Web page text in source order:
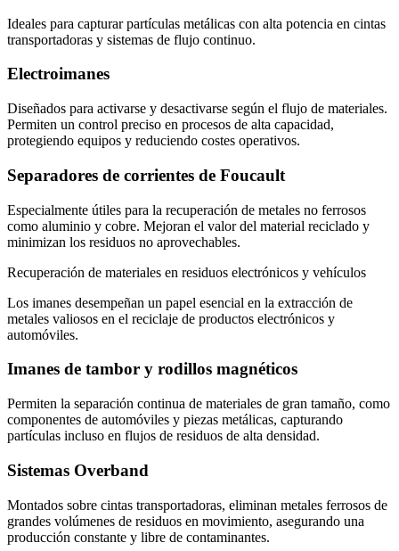
Ideales para capturar partículas metálicas con alta potencia en cintas
transportadoras y sistemas de flujo continuo.
Electroimanes
Diseñados para activarse y desactivarse según el flujo de materiales.
Permiten un control preciso en procesos de alta capacidad,
protegiendo equipos y reduciendo costes operativos.
Separadores de corrientes de Foucault
Especialmente útiles para la recuperación de metales no ferrosos
como aluminio y cobre. Mejoran el valor del material reciclado y
minimizan los residuos no aprovechables.
Recuperación de materiales en residuos electrónicos y vehículos
Los imanes desempeñan un papel esencial en la extracción de
metales valiosos en el reciclaje de productos electrónicos y
automóviles.
Imanes de tambor y rodillos magnéticos
Permiten la separación continua de materiales de gran tamaño, como
componentes de automóviles y piezas metálicas, capturando
partículas incluso en flujos de residuos de alta densidad.
Sistemas Overband
Montados sobre cintas transportadoras, eliminan metales ferrosos de
grandes volúmenes de residuos en movimiento, asegurando una
producción constante y libre de contaminantes.